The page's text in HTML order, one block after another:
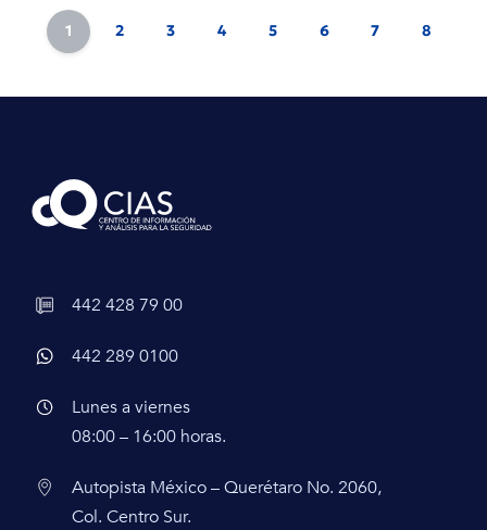
1 2 3 4 5 6 7 8
442 428 79 00
442 289 0100
Lunes a viernes
08:00 – 16:00 horas.
Autopista México – Querétaro No. 2060,
Col. Centro Sur.